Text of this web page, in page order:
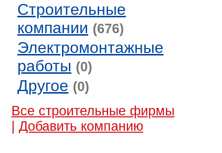
Строительные
компании (676)
Электромонтажные
работы (0)
Другое (0)
Все строительные фирмы
Добавить компанию